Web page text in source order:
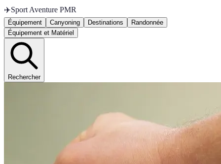
✈️Sport Aventure PMR
Équipement Canyoning Destinations
Randonnée
Équipement et Matériel
Rechercher